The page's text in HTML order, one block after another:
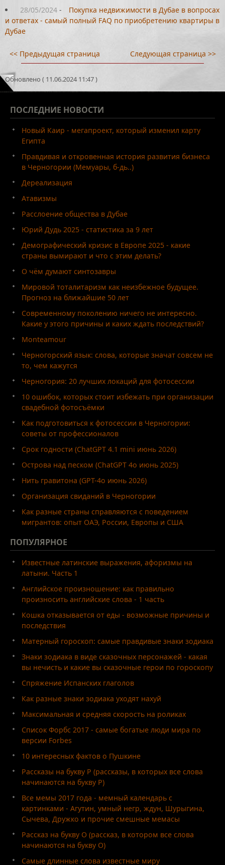
28/05/2024 -
Покупка недвижимости в Дубае в вопросах
и ответах - самый полный FAQ по приобретению квартиры в
Дубае
<< Предыдущая страница Следующая страница >>
Обновлено ( 11.06.2024 11:47 )
ПОСЛЕДНИЕ НОВОСТИ
Новый Каир - мегапроект, который изменил карту
Египта
Правдивая и откровенная история развития бизнеса
в Черногории (Мемуары, б-дь..)
Дереализация
Атавизмы
Расслоение общества в Дубае
Юрий Дудь 2025 - статистика за 9 лет
Демографический кризис в Европе 2025 - какие
страны вымирают и что с этим делать?
О чём думают синтозавры
Мировой тоталитаризм как неизбежное будущее.
Прогноз на ближайшие 50 лет
Современному поколению ничего не интересно.
Какие у этого причины и каких ждать последствий?
Monteamour
Черногорский язык: слова, которые значат совсем не
то, чем кажутся
Черногория: 20 лучших локаций для фотосессии
10 ошибок, которых стоит избежать при организации
свадебной фотосъёмки
Как подготовиться к фотосессии в Черногории:
советы от профессионалов
Срок годности (ChatGPT 4.1 mini июнь 2026)
Острова над песком (ChatGPT 4o июнь 2025)
Нить гравитона (GPT-4o июнь 2026)
Организация свиданий в Черногории
Как разные страны справляются с поведением
мигрантов: опыт ОАЭ, России, Европы и США
ПОПУЛЯРНОЕ
Известные латинские выражения, афоризмы на
латыни. Часть 1
Английское произношение: как правильно
произносить английские слова - 1 часть
Кошка отказывается от еды - возможные причины и
последствия
Матерный гороскоп: самые правдивые знаки зодиака
Знаки зодиака в виде сказочных персонажей - какая
вы нечисть и какие вы сказочные герои по гороскопу
Спряжение Испанских глаголов
Как разные знаки зодиака уходят нахуй
Максимальная и средняя скорость на роликах
Список Форбс 2017 - самые богатые люди мира по
версии Forbes
10 интересных фактов о Пушкине
Рассказы на букву Р (рассказы, в которых все слова
начинаются на букву Р)
Все мемы 2017 года - мемный календарь с
картинками - Агутин, умный негр, ждун, Шурыгина,
Сычева, Дружко и прочие смешные мемасы
Рассказ на букву О (рассказ, в котором все слова
начинаются на букву О)
Самые длинные слова известные миру